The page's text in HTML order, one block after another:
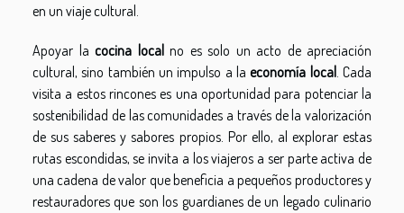
en un viaje cultural.
Apoyar la cocina localno es solo un acto de apreciación
cultural, sino también un impulso a laeconomía local. Cada
visita a estos rincones es una oportunidad para potenciar la
sostenibilidad de las comunidades a través de la valorización
de sus saberes y sabores propios. Por ello, al explorar estas
rutas escondidas, se invita a los viajeros a ser parte activa de
una cadena de valor que beneficia a pequeños productores y
restauradores que son los guardianes de un legado culinario